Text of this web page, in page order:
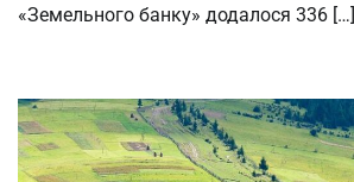
«Земельного банку» додалося 336 […]